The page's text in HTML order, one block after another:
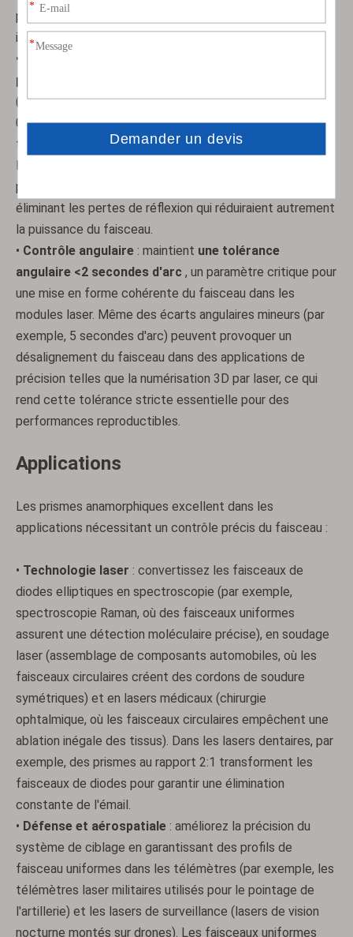
préservant plus de 98 % de l'intensité lumineuse
incidente.
•
personnalisés
(visible), 650 à 1 050 nm (NIR pour les lasers à fibre) ou 1
050 à 1 700 nm (NIR à ondes longues pour l'imagerie
thermique). Lorsqu'ils sont alignés selon l'angle de
Brewster (l'angle où la lumière réfléchie est entièrement
polarisée), ces revêtements atteignent
éliminant les pertes de réflexion qui réduiraient autrement
la puissance du faisceau.
• Contrôle angulaire : maintient une tolérance
angulaire <2 secondes d'arc , un paramètre critique pour
une mise en forme cohérente du faisceau dans les
modules laser. Même des écarts angulaires mineurs (par
exemple, 5 secondes d'arc) peuvent provoquer un
désalignement du faisceau dans des applications de
précision telles que la numérisation 3D par laser, ce qui
rend cette tolérance stricte essentielle pour des
performances reproductibles.
Applications
Les prismes anamorphiques excellent dans les
applications nécessitant un contrôle précis du faisceau :
• Technologie laser : convertissez les faisceaux de
diodes elliptiques en spectroscopie (par exemple,
spectroscopie Raman, où des faisceaux uniformes
assurent une détection moléculaire précise), en soudage
laser (assemblage de composants automobiles, où les
faisceaux circulaires créent des cordons de soudure
symétriques) et en lasers médicaux (chirurgie
ophtalmique, où les faisceaux circulaires empêchent une
ablation inégale des tissus). Dans les lasers dentaires, par
exemple, des prismes au rapport 2:1 transforment les
faisceaux de diodes pour garantir une élimination
constante de l'émail.
• Défense et aérospatiale : améliorez la précision du
système de ciblage en garantissant des profils de
faisceau uniformes dans les télémètres (par exemple, les
télémètres laser militaires utilisés pour le pointage de
l'artillerie) et les lasers de surveillance (lasers de vision
nocturne montés sur drones). Les faisceaux uniformes